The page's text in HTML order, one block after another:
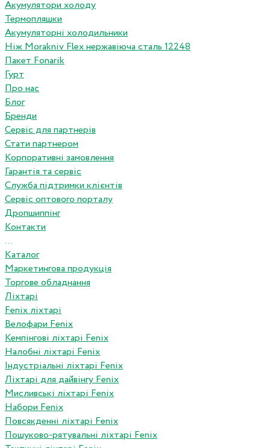
Акумулятори холоду
Термопляшки
Акумуляторні холодильники
Ніж Morakniv Flex нержавіюча сталь 12248
Пакет Fonarik
Гурт
Про нас
Блог
Бренди
Сервіс для партнерів
Стати партнером
Корпоративні замовлення
Гарантія та сервіс
Служба підтримки клієнтів
Сервіс оптового порталу
Дропшиппінг
Контакти
...
Каталог
Маркетингова продукція
Торгове обладнання
Ліхтарі
Fenix ліхтарі
Велофари Fenix
Кемпінгові ліхтарі Fenix
Налобні ліхтарі Fenix
Індустріальні ліхтарі Fenix
Ліхтарі для дайвінгу Fenix
Мисливські ліхтарі Fenix
Набори Fenix
Повсякденні ліхтарі Fenix
Пошуково-рятувальні ліхтарі Fenix